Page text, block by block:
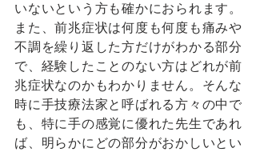
いないという方も確かにおられます。
また、前兆症状は何度も何度も痛みや
不調を繰り返した方だけがわかる部分
で、経験したことのない方はどれが前
兆症状なのかもわかりません。そんな
時に手技療法家と呼ばれる方々の中で
も、特に手の感覚に優れた先生であれ
ば、明らかにどの部分がおかしいとい